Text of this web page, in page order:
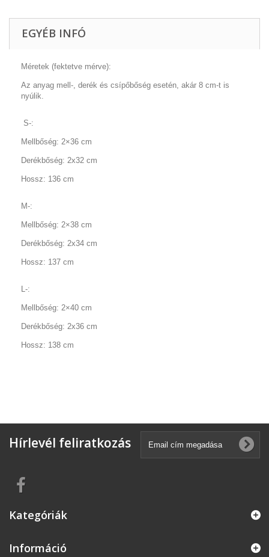
EGYÉB INFÓ
Méretek (fektetve mérve):
Az anyag mell-, derék és csípőbőség esetén, akár 8 cm-t is
nyúlik.
S-:
Mellbőség: 2×36 cm
Derékbőség: 2x32 cm
Hossz: 136 cm
M-:
Mellbőség: 2×38 cm
Derékbőség: 2x34 cm
Hossz: 137 cm
L-:
Mellbőség: 2×40 cm
Derékbőség: 2x36 cm
Hossz: 138 cm
Hírlevél feliratkozás
Kategóriák
Információ